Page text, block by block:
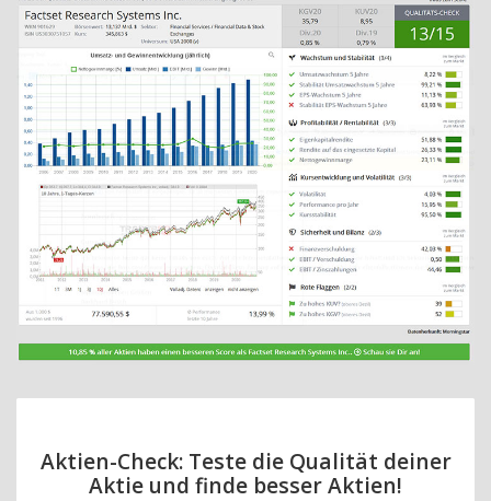
Aktien-Check: Teste die Qualität deiner
Aktie und finde besser Aktien!